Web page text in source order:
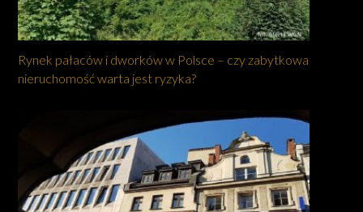
Rynek pałaców i dworków w Polsce – czy zabytkowa
nieruchomość warta jest ryzyka?